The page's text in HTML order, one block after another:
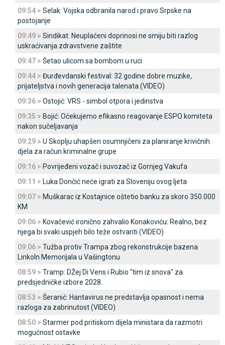
09:54 > Selak: Vojska odbranila narod i pravo Srpske na
postojanje
09:49 > Sindikat: Neuplaćeni doprinosi ne smiju biti razlog
uskraćivanja zdravstvene zaštite
09:47 > Šetao ulicom sa bombom u ruci
09:44 > Đurđevdanski festival: 32 godine dobre muzike,
prijateljstva i novih generacija talenata (VIDEO)
09:36 > Ostojić: VRS - simbol otpora i jedinstva
09:35 > Bojić: Očekujemo efikasno reagovanje ESPO komiteta
nakon sučeljavanja
09:29 > U Skoplju uhapšen osumnjičeni za planiranje krivičnih
djela za račun kriminalne grupe
09:16 > Povrijeđeni vozač i suvozač iz Gornjeg Vakufa
09:11 > Luka Dončić neće igrati za Sloveniju ovog ljeta
09:07 > Muškarac iz Kostajnice oštetio banku za skoro 350.000
KM
09:06 > Kovačević ironično zahvalio Konakoviću: Realno, bez
njega bi svaki uspjeh bilo teže ostvariti (VIDEO)
09:06 > Tužba protiv Trampa zbog rekonstrukcije bazena
Linkoln Memorijala u Vašingtonu
08:59 > Tramp: DŽej Di Vens i Rubio "tim iz snova" za
predsjedničke izbore 2028.
08:53 > Šeranić: Hantavirus ne predstavlja opasnost i nema
razloga za zabrinutost (VIDEO)
08:50 > Starmer pod pritiskom dijela ministara da razmotri
mogućnost ostavke